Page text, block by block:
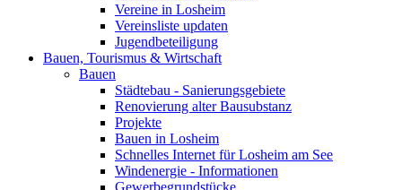
Vereine in Losheim
Vereinsliste updaten
Jugendbeteiligung
Bauen, Tourismus & Wirtschaft
Bauen
Städtebau - Sanierungsgebiete
Renovierung alter Bausubstanz
Projekte
Bauen in Losheim
Schnelles Internet für Losheim am See
Windenergie - Informationen
Gewerbegrundstücke